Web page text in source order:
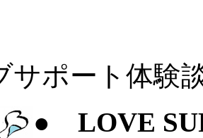
ポート体験
●
LOVE